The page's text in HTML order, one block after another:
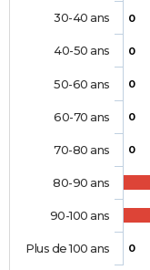
0
0
0
0
0
0
30-40 ans
40-50 ans
50-60 ans
60-70 ans
70-80 ans
80-90 ans
90-100 ans
Plus de 100 ans